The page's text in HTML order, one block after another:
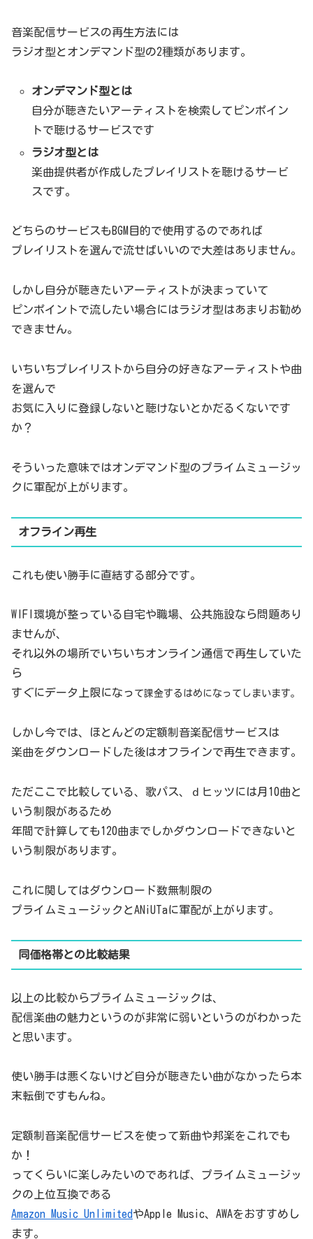
音楽配信サービスの再生方法には
ラジオ型とオンデマンド型の2種類があります。
オンデマンド型とは
自分が聴きたいアーティストを検索してピンポイン
トで聴けるサービスです
ラジオ型とは
楽曲提供者が作成したプレイリストを聴けるサービ
スです。
どちらのサービスもBGM目的で使用するのであれば
プレイリストを選んで流せばいいので大差はありません。
しかし自分が聴きたいアーティストが決まっていて
ピンポイントで流したい場合にはラジオ型はあまりお勧め
できません。
いちいちプレイリストから自分の好きなアーティストや曲
を選んで
お気に入りに登録しないと聴けないとかだるくないです
か？
そういった意味ではオンデマンド型のプライムミュージッ
クに軍配が上がります。
オフライン再生
これも使い勝手に直結する部分です。
WIFI環境が整っている自宅や職場、公共施設なら問題あり
ませんが、
それ以外の場所でいちいちオンライン通信で再生していた
ら
すぐにデータ上限になっ て課金するはめになってしまいます。
しかし今では、ほとんどの定額制音楽配信サービスは
楽曲をダウンロードした後はオフラインで再生できます。
ただここで比較している、歌パス、ｄヒッツには月10曲と
いう制限があるため
年間で計算しても120曲までしかダウンロードできないと
いう制限があります。
これに関してはダウンロード数無制限の
プライムミュージックとANiUTaに軍配が上がります。
同価格帯との比較結果
以上の比較からプライムミュージックは、
配信楽曲の魅力というのが非常に弱いというのがわかった
と思います。
使い勝手は悪くないけど自分が聴きたい曲がなかったら本
末転倒ですもんね。
定額制音楽配信サービスを使って新曲や邦楽をこれでも
か！
ってくらいに楽しみたいのであれば、プライムミュージッ
クの上位互換である
Amazon Music UnlimitedやApple Music、AWAをおすすめし
ます。